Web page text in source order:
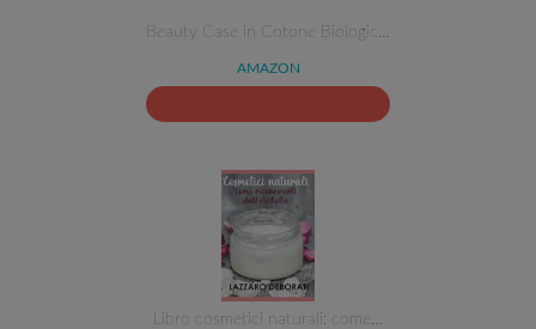
Beauty Case in Cotone Biologic…
AMAZON
Libro cosmetici naturali: come…